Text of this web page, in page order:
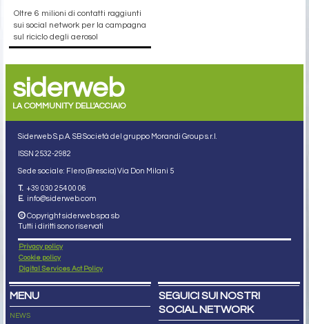
Oltre 6 milioni di contatti raggiunti
sui social network per la campagna
sul riciclo degli aerosol
siderweb
LA COMMUNITY DELL'ACCIAIO
Siderweb S.p.A. SB Società del gruppo Morandi Group s.r.l.
ISSN 2532-2982
Sede sociale: Flero (Brescia) Via Don Milani 5
T. +39 030 254 00 06
E. info@siderweb.com
Copyright siderweb spa sb
Tutti i diritti sono riservati
Privacy policy
Cookie policy
Digital Services Act Policy
MENU
NEWS
SEGUICI SUI NOSTRI
SOCIAL NETWORK